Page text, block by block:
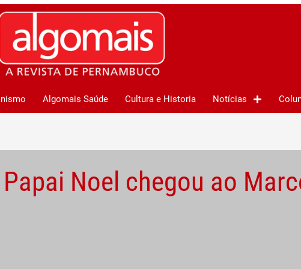
Algomais Saúde Cultura e Historia Notícias
Noel chegou ao